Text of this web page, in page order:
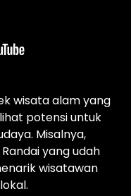
wisata alam yang
potensi untuk
Misalnya,
yang udah
wisatawan